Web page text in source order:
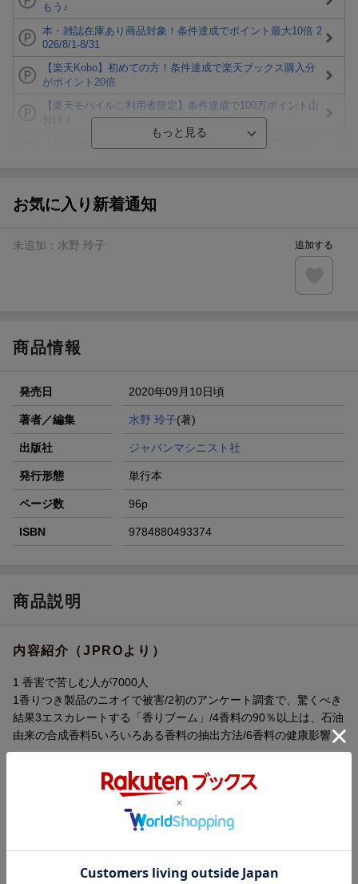
もう♪
本・雑誌在庫あり商品対象！条件達成でポイント最大10倍 2
026/8/1-8/31
【楽天Kobo】初めての方！条件達成で楽天ブックス購入分
がポイント20倍
【楽天モバイルご利用者限定】条件達成で100万ポイント山
分け！
が当たる！
楽天モバイル紹介キャンペーンの拡散で300円OFFクーポン
条件達成で楽天限定・宝塚歌劇 宙組貸切公演ペアチケット
お気に入り新着通知
未追加： 水野 玲子 追加する
商品情報
発売日 2020年09月10日頃
著者／編集 水野 玲子(著)
出版社 ジャパンマシニスト社
発行形態 単行本
ページ数 96p
ISBN 9784880493374
商品説明
内容紹介（JPROより）
1 香害で苦しむ人が7000人
1香りつき製品のニオイで被害/2初のアンケート調査で、驚くべき
結果3エスカレートする「香りブーム」/4香料の90％以上は、石油
由来の合成香料5いろいろある香料の抽出方法/6香料の健康影響
2 柔軟剤と香り・消臭カプセル
1柔軟剤には、何が入っている？/2米環境保護庁が公表したこと3
香り・消臭商品の新技術「マイクロカプセル」/4マイクロカプセ
ルは人体を汚染！5マイクロカプセルの80%は河川に/6ワイシャツ
3 甘い香りに潜むリスク